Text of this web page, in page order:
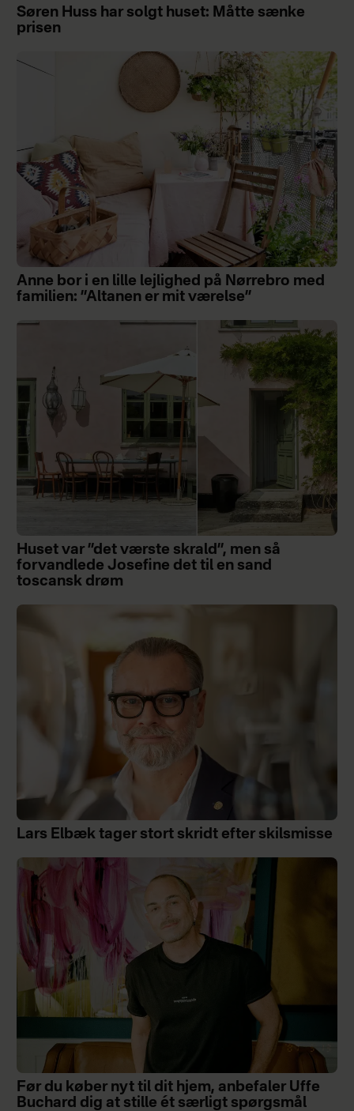
Søren Huss har solgt huset: Måtte sænke
prisen
Anne bor i en lille lejlighed på Nørrebro med
familien: ”Altanen er mit værelse”
Huset var ”det værste skrald”, men så
forvandlede Josefine det til en sand
toscansk drøm
Lars Elbæk tager stort skridt efter skilsmisse
Før du køber nyt til dit hjem, anbefaler Uffe
Buchard dig at stille ét særligt spørgsmål